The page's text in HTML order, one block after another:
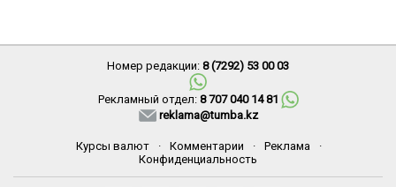
Номер редакции: 8 (7292) 53 00 03
Рекламный отдел: 8 707 040 14 81
reklama@tumba.kz
Курсы валют · Комментарии · Реклама
·
Конфиденциальность